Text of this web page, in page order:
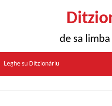
de sa
Leghe su Ditzionàriu